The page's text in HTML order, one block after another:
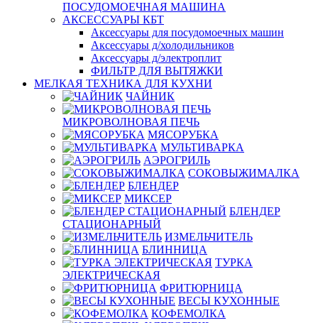
ПОСУДОМОЕЧНАЯ МАШИНА
АКСЕССУАРЫ КБТ
Аксессуары для посудомоечных машин
Аксессуары д/холодильников
Аксессуары д/электроплит
ФИЛЬТР ДЛЯ ВЫТЯЖКИ
МЕЛКАЯ ТЕХНИКА ДЛЯ КУХНИ
ЧАЙНИК
МИКРОВОЛНОВАЯ ПЕЧЬ
МЯСОРУБКА
МУЛЬТИВАРКА
АЭРОГРИЛЬ
СОКОВЫЖИМАЛКА
БЛЕНДЕР
МИКСЕР
БЛЕНДЕР
СТАЦИОНАРНЫЙ
ИЗМЕЛЬЧИТЕЛЬ
БЛИННИЦА
ТУРКА
ЭЛЕКТРИЧЕСКАЯ
ФРИТЮРНИЦА
ВЕСЫ КУХОННЫЕ
КОФЕМОЛКА